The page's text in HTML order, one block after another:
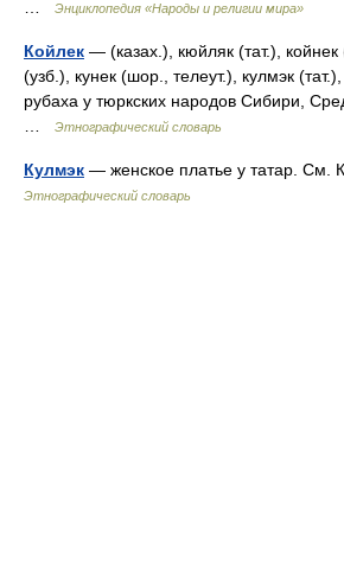
Энциклопедия «Народы и религии мира»
Койлек — (казах.), кюйляк (тат.), койнек
(узб.), кунек (шор., телеут.), кулмэк
рубаха у тюркских народов Сибири,
Этнографический словарь
Кулмэк — женское платье у татар.
Этнографический словарь